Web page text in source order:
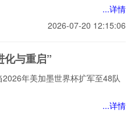
...详情
2026-07-20 12:15:06
化与重启”
年美加墨世界杯扩军至48队
...详情